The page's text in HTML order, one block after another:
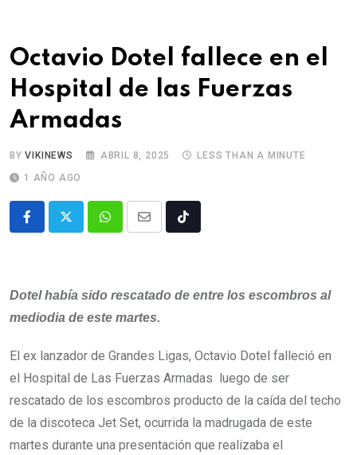
Octavio Dotel fallece en el
Hospital de las Fuerzas
Armadas
BYVIKINEWS ABRIL 8, 2025
LESS THAN A MINUTE
1 AÑO AGO
Dotel había sido rescatado de entre los escombros al
mediodia de este martes.
El ex lanzador de Grandes Ligas, Octavio Dotel falleció en
el Hospital de Las Fuerzas Armadas luego de ser
rescatado de los escombros producto de la caída del techo
de la discoteca Jet Set, ocurrida la madrugada de este
martes durante una presentación que realizaba el